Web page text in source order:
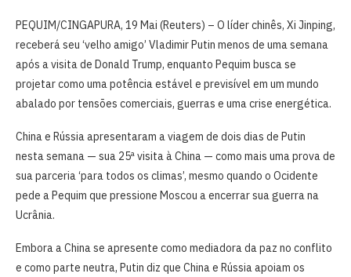
PEQUIM/CINGAPURA, 19 Mai (Reuters) – O líder chinês, Xi Jinping,
⁠receberá seu ‘velho amigo’ Vladimir Putin menos de uma semana
após a ‌visita de Donald Trump, enquanto Pequim busca se
projetar como uma potência estável e previsível em um mundo
abalado por tensões comerciais, guerras e uma crise ‌energética.
China e Rússia apresentaram a viagem de dois dias de Putin
nesta semana — sua 25ª visita à China — como mais uma prova de
sua parceria ‘para todos os climas’, mesmo quando o Ocidente
pede a Pequim que pressione Moscou a encerrar sua guerra na
Ucrânia.
Embora a China se apresente como mediadora da paz no ⁠conflito
‌e como parte neutra, Putin diz que China e Rússia apoiam os